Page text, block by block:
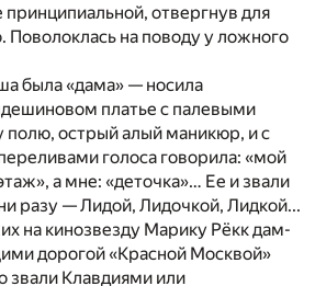
принципиальной, отвергнув для
Поволоклась на поводу у ложного
была «дама» — носила
платье с палевыми
полю, острый алый маникюр, и с
голоса говорила: «мой
а мне: «деточка»… Ее и звали
разу — Лидой, Лидочкой, Лидкой...
на кинозвезду Марику Рёкк дам-
дорогой «Красной Москвой»
звали Клавдиями или